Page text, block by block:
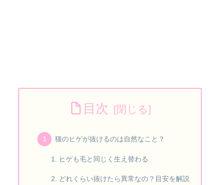
目次
猫のヒゲが抜けるのは自然なこと？
ヒゲも毛と同じく生え替わる
どれくらい抜けたら異常なの？目安を解説